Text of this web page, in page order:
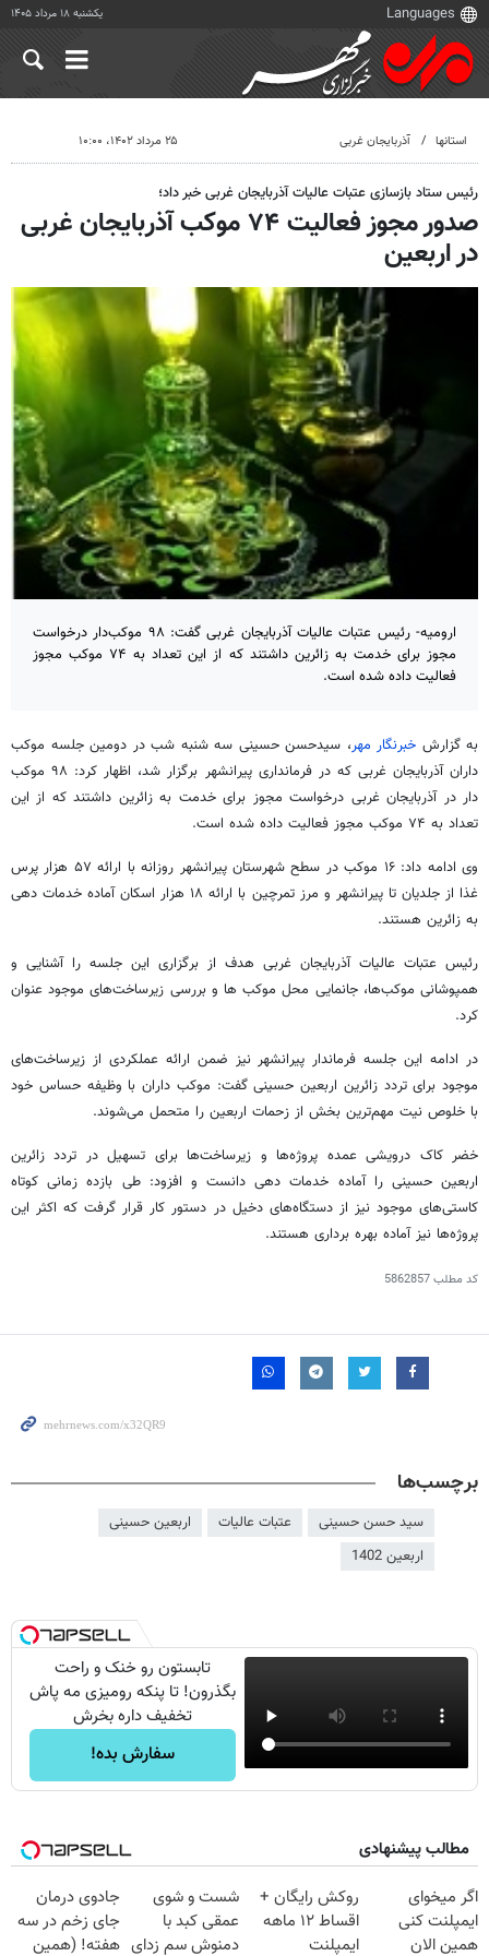
یکشنبه ۱۸ مرداد ۱۴۰۵
استانها آذربایجان غربی ۲۵ مرداد ۱۴۰۲، ۱۰:۰۰
رئیس ستاد بازسازی عتبات عالیات آذربایجان غربی خبر داد؛
صدور مجوز فعالیت ۷۴ موکب آذربایجان غربی
در اربعین
ارومیه- رئیس عتبات عالیات آذربایجان غربی گفت: ۹۸ موکب‌دار درخواست
مجوز برای خدمت به زائرین داشتند که از این تعداد به ۷۴ موکب مجوز
فعالیت داده شده است.
به گزارش خبرنگار مهر، سیدحسن حسینی سه شنبه شب در دومین جلسه موکب
داران آذربایجان غربی که در فرمانداری پیرانشهر برگزار شد، اظهار کرد: ۹۸ موکب
دار در آذربایجان غربی درخواست مجوز برای خدمت به زائرین داشتند که از این
تعداد به ۷۴ موکب مجوز فعالیت داده شده است.
وی ادامه داد: ۱۶ موکب در سطح شهرستان پیرانشهر روزانه با ارائه ۵۷ هزار پرس
غذا از جلدیان تا پیرانشهر و مرزتمرچین
با ارائه ۱۸ هزار اسکان آماده خدمات دهی
به زائرین هستند.
رئیس عتبات عالیات آذربایجان غربی هدف از برگزاری این جلسه را آشنایی و
همپوشانی موکب‌ها، جانمایی محل موکب ها و بررسی زیرساخت‌های موجود عنوان
کرد.
در ادامه این جلسه فرماندار پیرانشهر نیز ضمن ارائه عملکردی از زیرساخت‌های
موجود برای تردد زائرین اربعین حسینی گفت: موکب داران با وظیفه حساس خود
با خلوص نیت مهم‌ترین بخش از زحمات اربعین را متحمل می‌شوند.
خضر کاک درویشی عمده پروژه‌ها و زیرساخت‌ها برای تسهیل در تردد زائرین
اربعین حسینی را آماده خدمات دهی دانست و افزود: طی بازده زمانی کوتاه
کاستی‌های موجود نیز از دستگاه‌های دخیل در دستور کار قرار گرفت که اکثر این
پروژه‌ها نیز آماده بهره برداری هستند.
کد مطلب5862857
برچسب‌ها
سید حسن حسینی عتبات عالیات
اربعین حسینی
اربعین 1402
تابستون رو خنک و راحت
بگذرون! تا پنکه رومیزی مه پاش
تخفیف داره بخرش
سفارش بده!
مطالب پیشنهادی
اگر میخوای
ایمپلنت کنی
همین الان
روکش رایگان +
اقساط ۱۲ ماهه
ایمپلنت
شست و شوی
عمقی کبد با
دمنوش سم زدای
جادوی درمان
جای زخم در سه
هفته! (همین